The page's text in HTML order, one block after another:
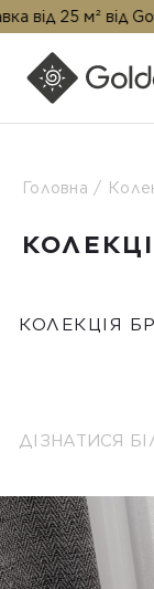
Golden Tile
Головна
КОЛЕКЦІЯ
ДІЗНАТИСЯ